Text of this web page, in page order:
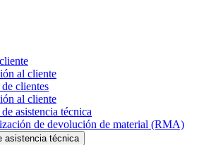
al cliente
clientes
al cliente
asistencia técnica
de devolución de material (RMA)
asistencia técnica